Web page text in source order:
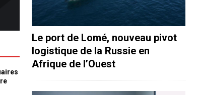
Le port de Lomé, nouveau pivot
logistique de la Russie en
Afrique de l’Ouest